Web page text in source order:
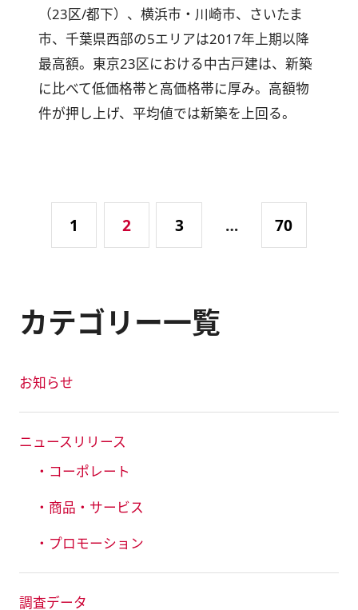
（23区/都下）、横浜市・川崎市、さいたま
市、千葉県西部の5エリアは2017年上期以降
最高額。東京23区における中古戸建は、新築
に比べて低価格帯と高価格帯に厚み。高額物
件が押し上げ、平均値では新築を上回る。
1 2 3 … 70
カテゴリー一覧
お知らせ
ニュースリリース
・コーポレート
・商品・サービス
・プロモーション
調査データ